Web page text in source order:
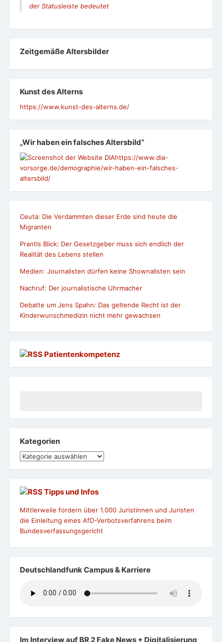
der Statusleiste bedeutet
Zeit­ge­mäße Alters­bil­der
Kunst des Alterns
https://www.kunst-des-alterns.de/
„Wir haben ein falsches Altersbild“
https://www.dia-
vorsorge.de/demographie/wir-haben-ein-falsches-
altersbild/
Ceuta: Die Verdammten dieser Erde sind heute die
Migranten
Prantls Blick: Der Gesetzgeber muss sich endlich der
Realität des Lebens stellen
Medien: Journalisten dürfen keine Shownalisten sein
Nachruf: Der journalistische Uhrmacher
Debatte um Jens Spahn: Das geltende Recht ist der
Kinderwunschmedizin nicht mehr gewachsen
Patientenkompetenz
Kategorien
Kategorien
Tipps und Infos
Mittlerweile fordern über 1.000 Juristinnen und Juristen
die Einleitung eines AfD-Verbotsverfahrens beim
Bundesverfassungsgericht
Deutschlandfunk Campus & Karriere
Im Interview auf BR 2 Fake News + Digitalisierung